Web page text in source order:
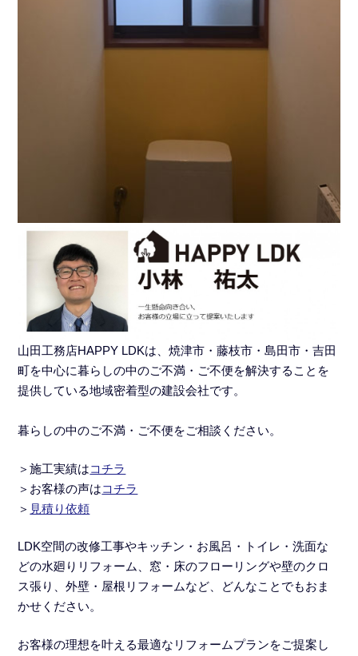
山田工務店HAPPY LDKは、焼津市・藤枝市・島田市・吉田
町を中心に暮らしの中のご不満・ご不便を解決することを
提供している地域密着型の建設会社です。
暮らしの中のご不満・ご不便をご相談ください。
＞施工実績はコチラ
＞ お客様の声はコチラ
＞ 見積り依頼
LDK空間の改修工事やキッチン・お風呂・トイレ・洗面な
どの水廻りリフォーム、窓・床のフローリングや壁のクロ
ス張り、外壁・屋根リフォームなど、どんなことでもおま
かせください。
お客様の理想を叶える最適なリフォームプランをご提案し